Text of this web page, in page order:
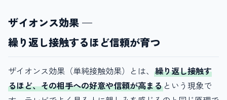
ザイオンス効果 —
繰り返し接触するほど信頼が育つ
ザイオンス効果（単純接触効果）とは、
繰り返し接触す
るほど、その相手への好意や信頼が高まる という現象で